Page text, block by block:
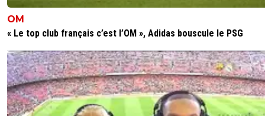
OM
« Le top club français c’est l’OM », Adidas bouscule le PSG